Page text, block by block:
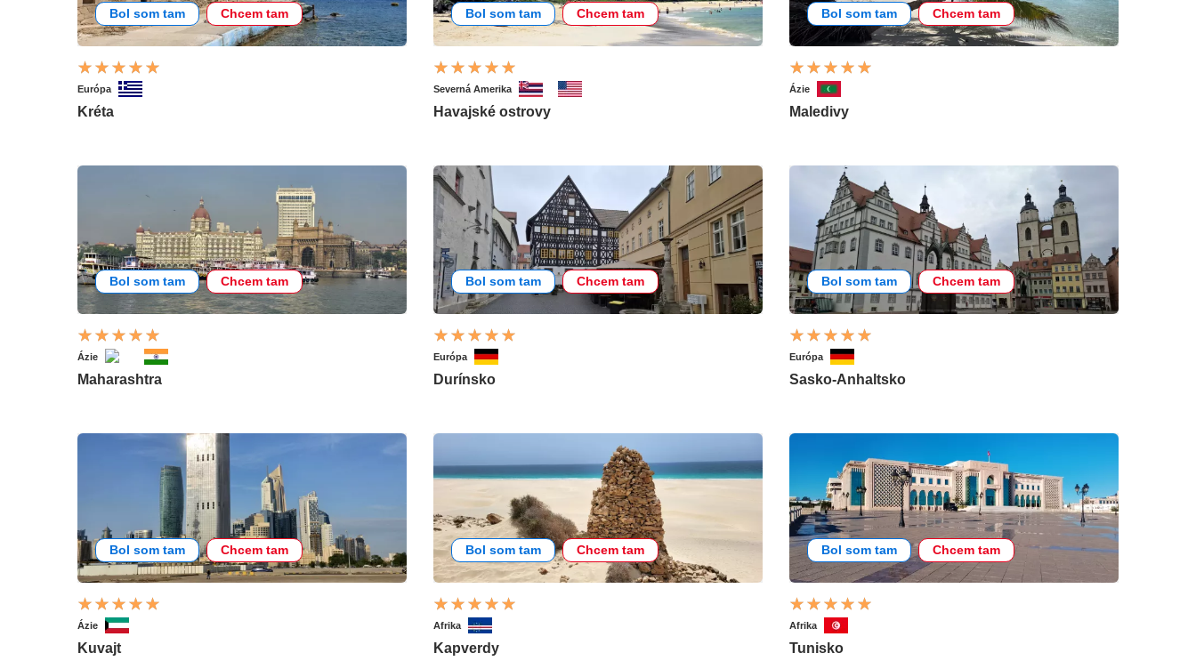
Bol som tam Chcem tam
Európa
Kréta
Bol som tam Chcem tam
Severná Amerika
Havajské ostrovy
Bol som tam Chcem tam
Ázie
Maledivy
Bol som tam Chcem tam
Ázie
Maharashtra
Bol som tam Chcem tam
Európa
Durínsko
Bol som tam Chcem tam
Európa
Sasko-Anhaltsko
Bol som tam Chcem tam
Ázie
Kuvajt
Bol som tam Chcem tam
Afrika
Kapverdy
Bol som tam Chcem tam
Afrika
Tunisko